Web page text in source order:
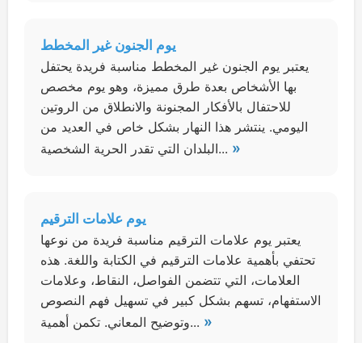
يوم الجنون غير المخطط
يعتبر يوم الجنون غير المخطط مناسبة فريدة يحتفل
بها الأشخاص بعدة طرق مميزة، وهو يوم مخصص
للاحتفال بالأفكار المجنونة والانطلاق من الروتين
اليومي. ينتشر هذا النهار بشكل خاص في العديد من
البلدان التي تقدر الحرية الشخصية... »
يوم علامات الترقيم
يعتبر يوم علامات الترقيم مناسبة فريدة من نوعها
تحتفي بأهمية علامات الترقيم في الكتابة واللغة. هذه
العلامات، التي تتضمن الفواصل، النقاط، وعلامات
الاستفهام، تسهم بشكل كبير في تسهيل فهم النصوص
وتوضيح المعاني. تكمن أهمية... »